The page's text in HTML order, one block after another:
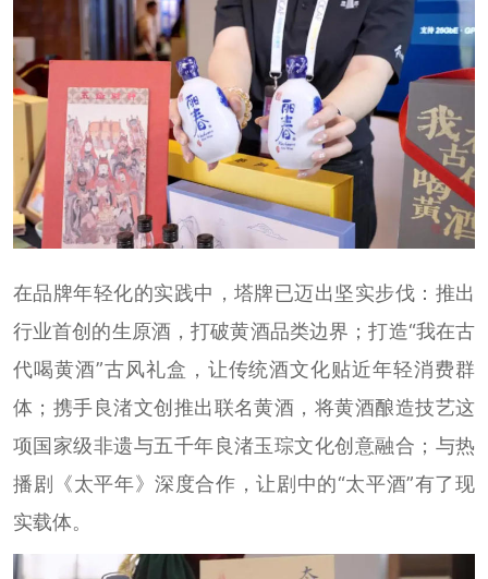
在品牌年轻化的实践中，塔牌已迈出坚实步伐：推出
行业首创的生原酒，打破黄酒品类边界；打造“我在古
代喝黄酒”古风礼盒，让传统酒文化贴近年轻消费群
体；携手良渚文创推出联名黄酒，将黄酒酿造技艺这
项国家级非遗与五千年良渚玉琮文化创意融合；与热
播剧《太平年》深度合作，让剧中的“太平酒”有了现
实载体。